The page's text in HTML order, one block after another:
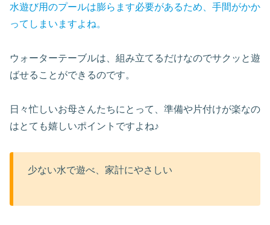
水遊び用のプールは膨らます必要があるため、手間がかか
ってしまいますよね。
ウォーターテーブルは、組み立てるだけなのでサクッと遊
ばせることができるのです。
日々忙しいお母さんたちにとって、準備や片付けが楽なの
はとても嬉しいポイントですよね♪
少ない水で遊べ、家計にやさしい